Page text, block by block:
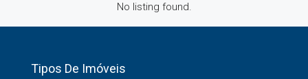
No listing found.
Tipos De Imóveis